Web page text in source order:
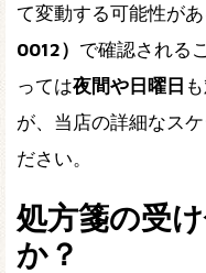
て変動する可能性が
0012） で確認される
っては夜間や日曜日
が、当店の詳細なス
ださい。
処方箋の受
か？